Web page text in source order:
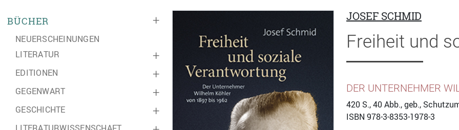
+
BÜCHER
NEUERSCHEINUNGEN
+
LITERATUR
+
EDITIONEN
+
GEGENWART
+
GESCHICHTE
JOSEF SCHMID
Freiheit und
DER UNTERNEHMER
420 S., 40 Abb., geb.,
ISBN 978-3-8353-1978-3